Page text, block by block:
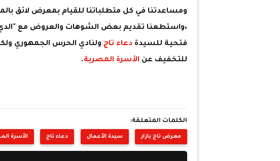
ومساعدتنا في كل متطلباتنا للقيام بمعرض لائق
،واستطعنا تقديم بعض الشوهات والعروض مع
فتحية للسيدة دعاء تاج ولنادي الحرس الجمهوري
للتخفيف عن الأسرة المصرية.
الكلمات المتعلقة:
معرض تاج بازار سيدة الأعمال دعاء تاج الأسرة